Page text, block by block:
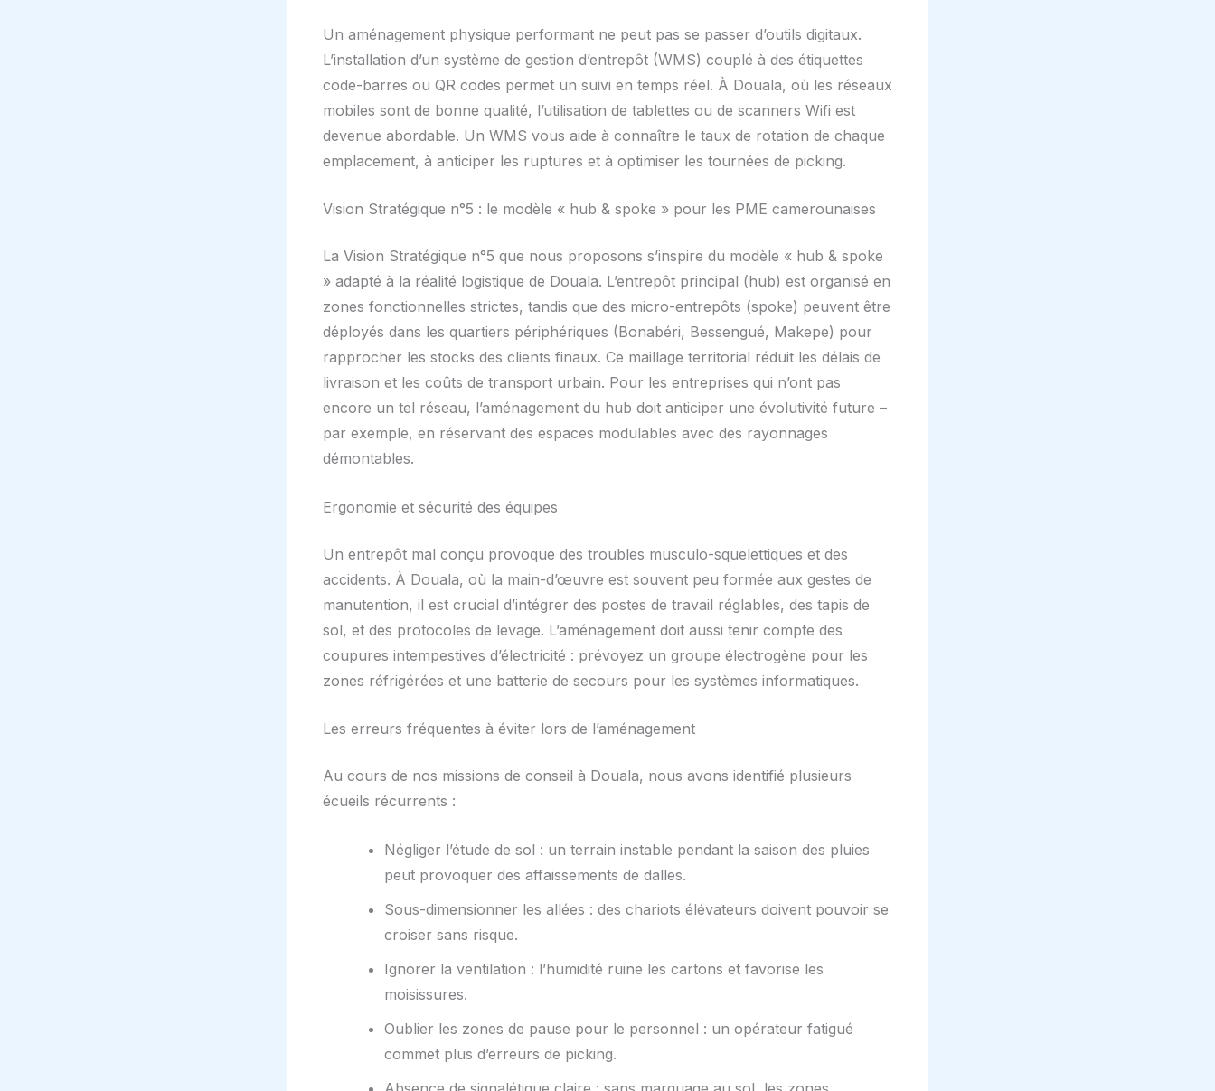
Un aménagement physique performant ne peut pas se passer d’outils digitaux.
L’installation d’un système de gestion d’entrepôt (WMS) couplé à des étiquettes
code-barres ou QR codes permet un suivi en temps réel. À Douala, où les réseaux
mobiles sont de bonne qualité, l’utilisation de tablettes ou de scanners Wifi est
devenue abordable. Un WMS vous aide à connaître le taux de rotation de chaque
emplacement, à anticiper les ruptures et à optimiser les tournées de picking.
Vision Stratégique n°5 : le modèle « hub & spoke » pour les PME camerounaises
La Vision Stratégique n°5 que nous proposons s’inspire du modèle « hub & spoke
» adapté à la réalité logistique de Douala. L’entrepôt principal (hub) est organisé en
zones fonctionnelles strictes, tandis que des micro-entrepôts (spoke) peuvent être
déployés dans les quartiers périphériques (Bonabéri, Bessengué, Makepe) pour
rapprocher les stocks des clients finaux. Ce maillage territorial réduit les délais de
livraison et les coûts de transport urbain. Pour les entreprises qui n’ont pas
encore un tel réseau, l’aménagement du hub doit anticiper une évolutivité future –
par exemple, en réservant des espaces modulables avec des rayonnages
démontables.
Ergonomie et sécurité des équipes
Un entrepôt mal conçu provoque des troubles musculo-squelettiques et des
accidents. À Douala, où la main-d’œuvre est souvent peu formée aux gestes de
manutention, il est crucial d’intégrer des postes de travail réglables, des tapis de
sol, et des protocoles de levage. L’aménagement doit aussi tenir compte des
coupures intempestives d’électricité : prévoyez un groupe électrogène pour les
zones réfrigérées et une batterie de secours pour les systèmes informatiques.
Les erreurs fréquentes à éviter lors de l’aménagement
Au cours de nos missions de conseil à Douala, nous avons identifié plusieurs
écueils récurrents :
Négliger l’étude de sol : un terrain instable pendant la saison des pluies
peut provoquer des affaissements de dalles.
Sous-dimensionner les allées : des chariots élévateurs doivent pouvoir se
croiser sans risque.
Ignorer la ventilation : l’humidité ruine les cartons et favorise les
moisissures.
Oublier les zones de pause pour le personnel : un opérateur fatigué
commet plus d’erreurs de picking.